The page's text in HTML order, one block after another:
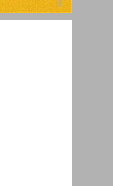
אלקטרוניקה תקבילית וספרתית ... 0